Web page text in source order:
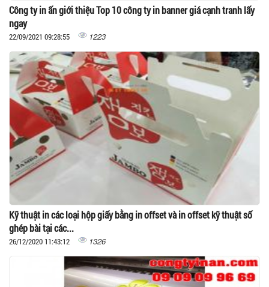
Công ty in ấn giới thiệu Top 10 công ty in banner giá cạnh tranh lấy
ngay
22/09/2021 09:28:55 1223
Kỹ thuật in các loại hộp giấy bằng in offset và in offset kỹ thuật số
ghép bài tại các...
26/12/2020 11:43:12 1326